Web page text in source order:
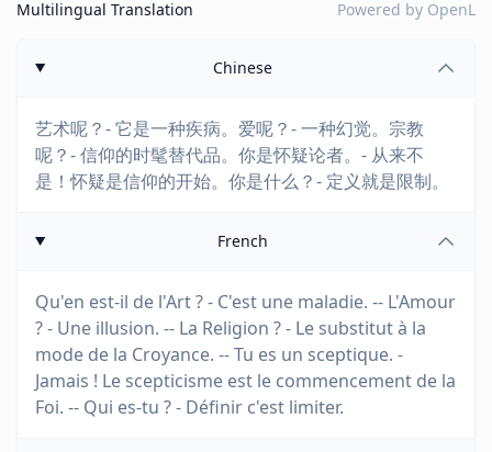
Multilingual Translation Powered by OpenL
Chinese
艺术呢？- 它是一种疾病。爱呢？- 一种幻觉。宗教
呢？- 信仰的时髦替代品。你是怀疑论者。- 从来不
是！怀疑是信仰的开始。你是什么？- 定义就是限制。
French
Qu'en est-il de l'Art ? - C'est une maladie. -- L'Amour
? - Une illusion. -- La Religion ? - Le substitut à la
mode de la Croyance. -- Tu es un sceptique. -
Jamais ! Le scepticisme est le commencement de la
Foi. -- Qui es-tu ? - Définir c'est limiter.